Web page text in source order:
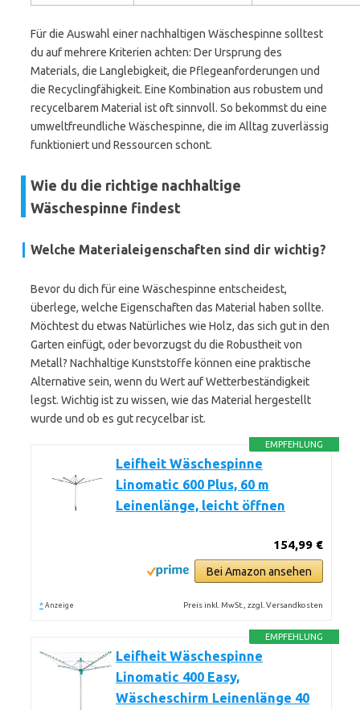
Für die Auswahl einer nachhaltigen Wäschespinne solltest
du auf mehrere Kriterien achten: Der Ursprung des
Materials, die Langlebigkeit, die Pflegeanforderungen und
die Recyclingfähigkeit. Eine Kombination aus robustem und
recycelbarem Material ist oft sinnvoll. So bekommst du eine
umweltfreundliche Wäschespinne, die im Alltag zuverlässig
funktioniert und Ressourcen schont.
Wie du die richtige nachhaltige
Wäschespinne findest
Welche Materialeigenschaften sind dir wichtig?
Bevor du dich für eine Wäschespinne entscheidest,
überlege, welche Eigenschaften das Material haben sollte.
Möchtest du etwas Natürliches wie Holz, das sich gut in den
Garten einfügt, oder bevorzugst du die Robustheit von
Metall? Nachhaltige Kunststoffe können eine praktische
Alternative sein, wenn du Wert auf Wetterbeständigkeit
legst. Wichtig ist zu wissen, wie das Material hergestellt
wurde und ob es gut recycelbar ist.
EMPFEHLUNG
Leifheit Wäschespinne
Linomatic 600 Plus, 60 m
Leinenlänge, leicht öffnen
154,99 €
Bei Amazon ansehen
* Anzeige Preis inkl. MwSt., zzgl. Versandkosten
EMPFEHLUNG
Leifheit Wäschespinne
Linomatic 400 Easy,
Wäscheschirm Leinenlänge 40